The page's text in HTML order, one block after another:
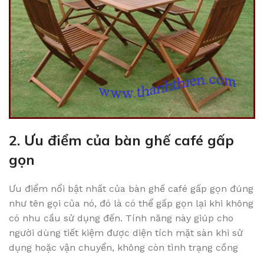
2. Ưu điểm của bàn ghế café gấp
gọn
Ưu điểm nổi bật nhất của bàn ghế café gấp gọn đúng
như tên gọi của nó, đó là có thể gấp gọn lại khi không
có nhu cầu sử dụng đến. Tính năng này giúp cho
người dùng tiết kiệm được diện tích mặt sàn khi sử
dụng hoặc vận chuyển, không còn tình trạng cồng